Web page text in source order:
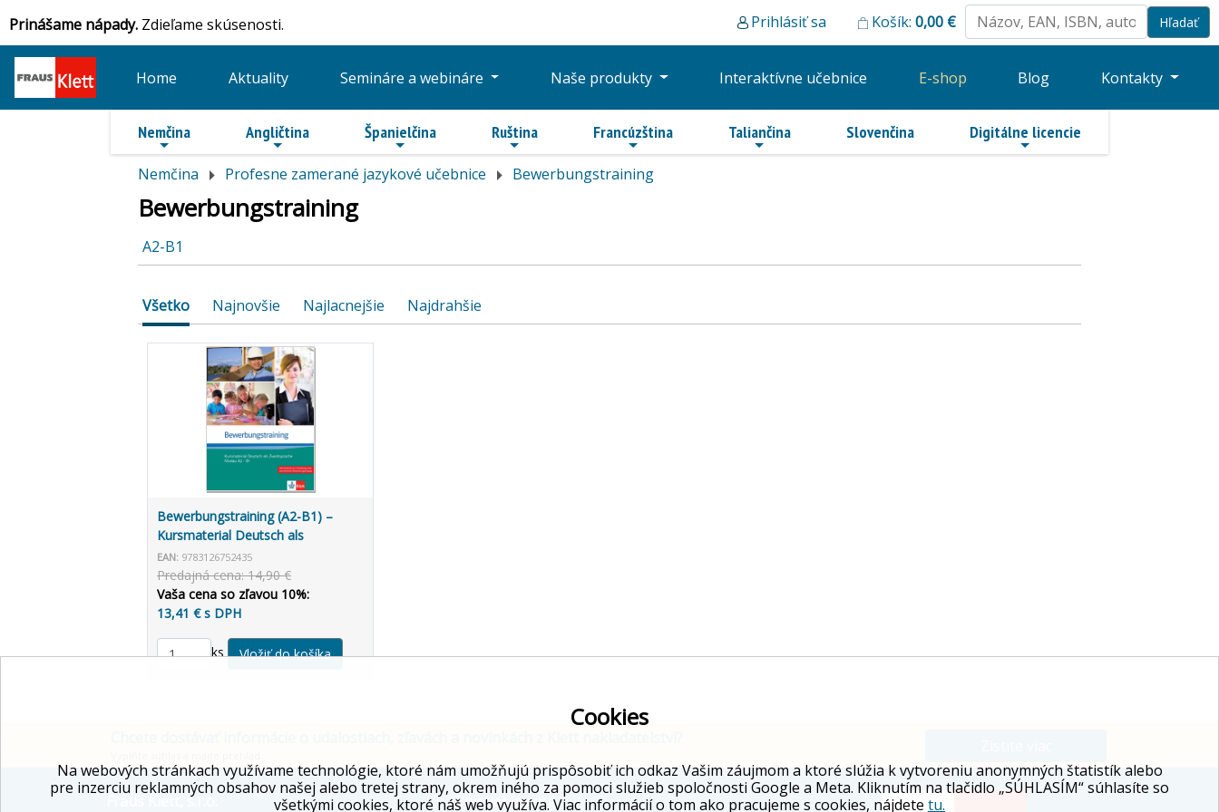
Prinášame nápady. Zdieľame skúsenosti. Prihlásiť sa Košík: 0,00 €
Home Aktuality Semináre a webináre Naše produkty Interaktívne učebnice E-shop Blog Kontakty
Nemčina Angličtina Španielčina Ruština Francúzština Taliančina Slovenčina Digitálne licencie
Nemčina Profesne zamerané jazykové učebnice Bewerbungstraining
Bewerbungstraining
A2-B1
Všetko Najnovšie Najlacnejšie Najdrahšie
Bewerbungstraining (A2-B1) –
Kursmaterial Deutsch als
Zweitsprache
EAN: 9783126752435
Predajná cena: 14,90 €
Vaša cena so zľavou 10%:
13,41 € s DPH
ks
Fraus Klett, s.r.o. Whistleblowing
Cookies
Na webových stránkach využívame technológie, ktoré nám umožňujú prispôsobiť ich odkaz Vašim záujmom a ktoré slúžia k vytvoreniu anonymných štatistík alebo
pre inzerciu reklamných obsahov našej alebo tretej strany, okrem iného za pomoci služieb spoločnosti Google a Meta. Kliknutím na tlačidlo „SÚHLASÍM“ súhlasíte so
všetkými cookies, ktoré náš web využíva. Viac informácií o tom ako pracujeme s cookies, nájdete tu.